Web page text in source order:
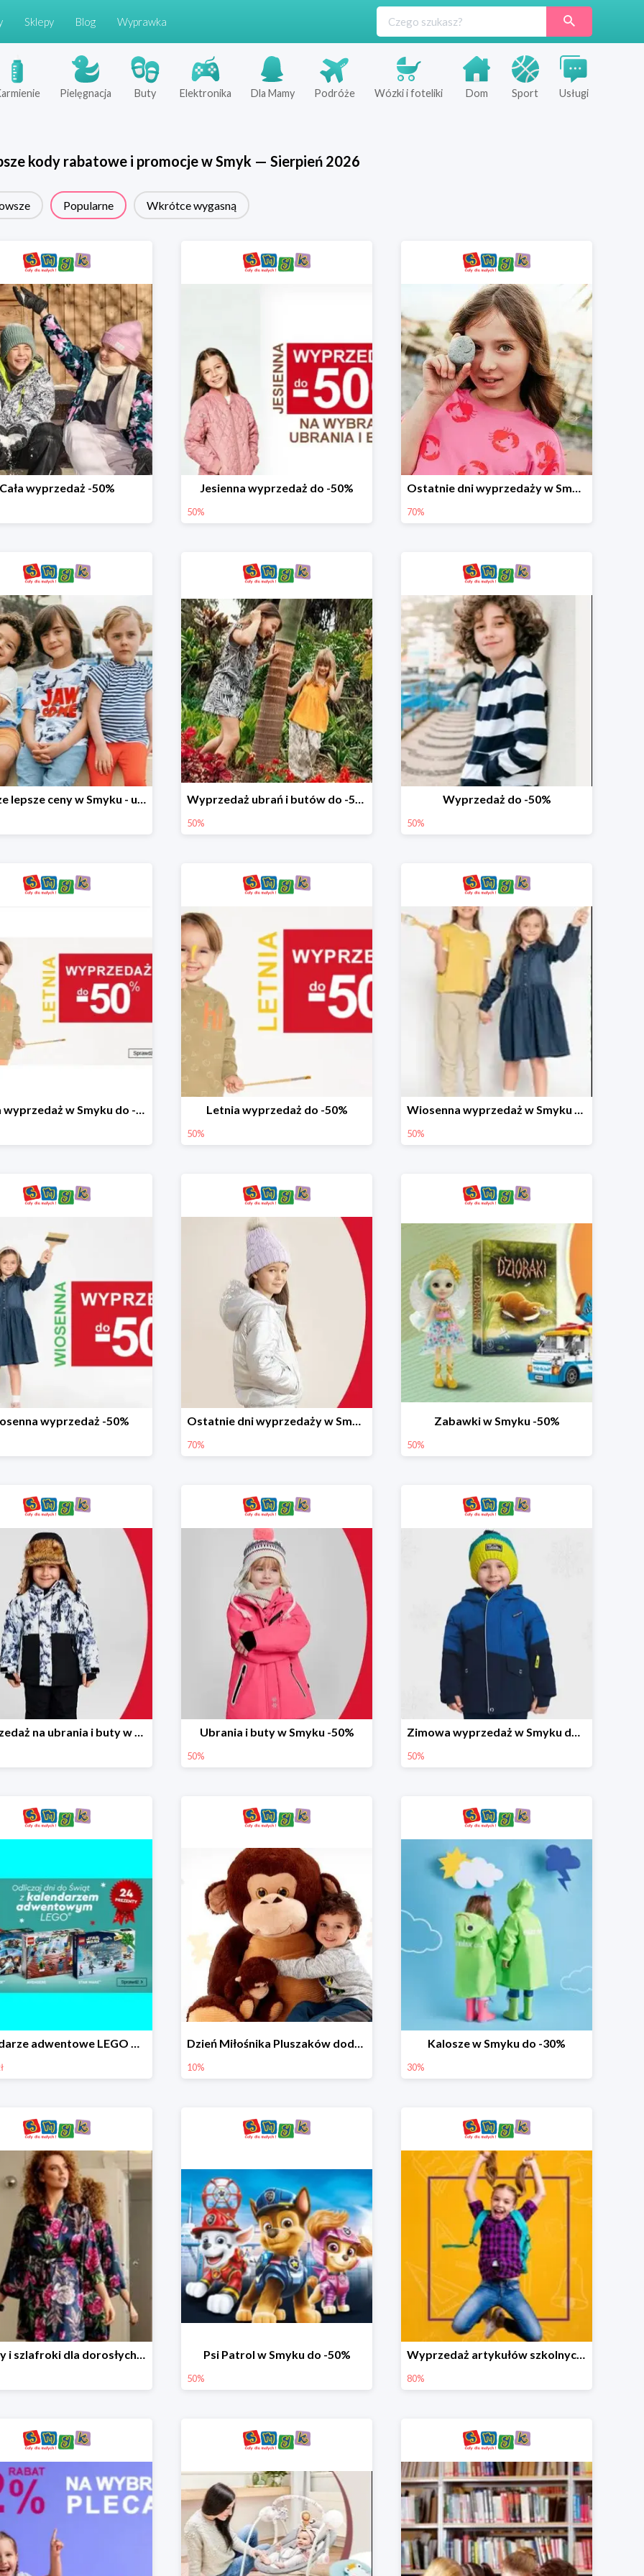
Sklepy Blog Wyprawka
Pielęgnacja Buty Elektronika Dla Mamy Podróże Wózki i foteliki Dom Sport Usługi
kody rabatowe i promocje wSmyk — Sierpień 2026
Popularne Wkrótce wygasną
wyprzedaż -50% Jesienna wyprzedaż do -50%
50%
Ostatnie dni wyprzedaży w Smyku - ubrania i buty do -70%
70%
Jeszcze lepsze ceny w Smyku - ubrania i buty do -70% Wyprzedaż ubrań i butów do -50%
50%
Wyprzedaż do -50%
50%
Letnia wyprzedaż w Smyku do -50% Letnia wyprzedaż do -50%
50%
Wiosenna wyprzedaż w Smyku do -50%
50%
wyprzedaż -50% Ostatnie dni wyprzedaży w Smyku do -70%
70%
Zabawki w Smyku -50%
50%
Wyprzedaż na ubrania i buty w Smyku do -70% Ubrania i buty w Smyku -50%
50%
Zimowa wyprzedaż w Smyku do -50%
50%
Kalendarze adwentowe LEGO w Smyku w super cenie Dzień Miłośnika Pluszaków dodatkowy rabat -10%
10%
Kalosze w Smyku do -30%
30%
Piżamy i szlafroki dla dorosłych w Smyku do -30% Psi Patrol w Smyku do -50%
50%
Wyprzedaż artykułów szkolnych w Smyku do -80%
80%